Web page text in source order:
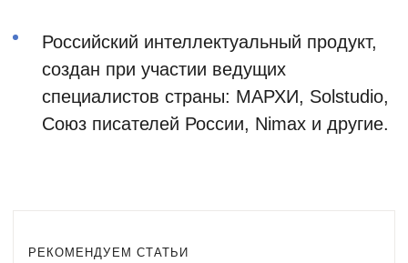
Российский интеллектуальный продукт,
создан при участии ведущих
специалистов страны: МАРХИ, Solstudio,
Союз писателей России, Nimax и другие.
РЕКОМЕНДУЕМ СТАТЬИ